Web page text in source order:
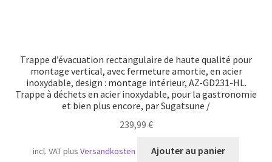
Trappe d’évacuation rectangulaire de haute qualité pour
montage vertical, avec fermeture amortie, en acier
inoxydable, design : montage intérieur, AZ-GD231-HL.
Trappe à déchets en acier inoxydable, pour la gastronomie
et bien plus encore, par Sugatsune /
239,99 €
incl. VATplusVersandkosten Ajouter au panier